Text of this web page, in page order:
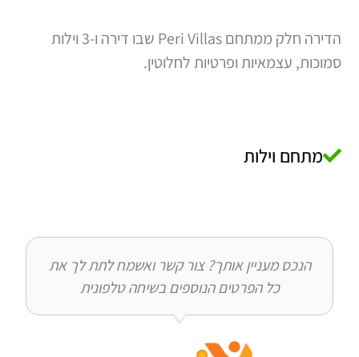
הדירה חלק ממתחם Peri Villas שבו דירה ו-3 וילות
ופרטיות לחלוטין.
וילות
מעניין אותך? צור קשר ואשמח לתת לך את
כל הפרטים הנוספים בשיחה טלפונית